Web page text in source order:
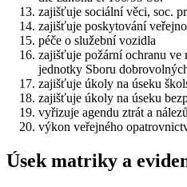
zajišťuje sociální věci, soc.
zajišťuje poskytování
péče o služební vozidla
zajišťuje požární ochranu ve
jednotky Sboru
zajišťuje úkoly na úseku
zajišťuje úkoly na úseku
vyřizuje agendu ztrát a nálezů
výkon veřejného
Úsek matriky a